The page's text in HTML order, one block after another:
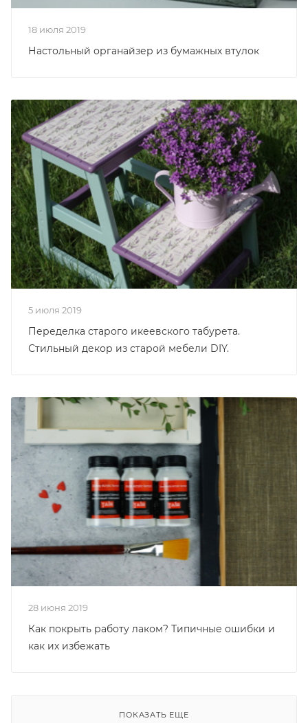
18 июля 2019
Настольный органайзер из бумажных втулок
5 июля 2019
Переделка старого икеевского табурета.
Стильный декор из старой мебели DIY.
28 июня 2019
Как покрыть работу лаком? Типичные ошибки и
как их избежать
ПОКАЗАТЬ ЕЩЕ